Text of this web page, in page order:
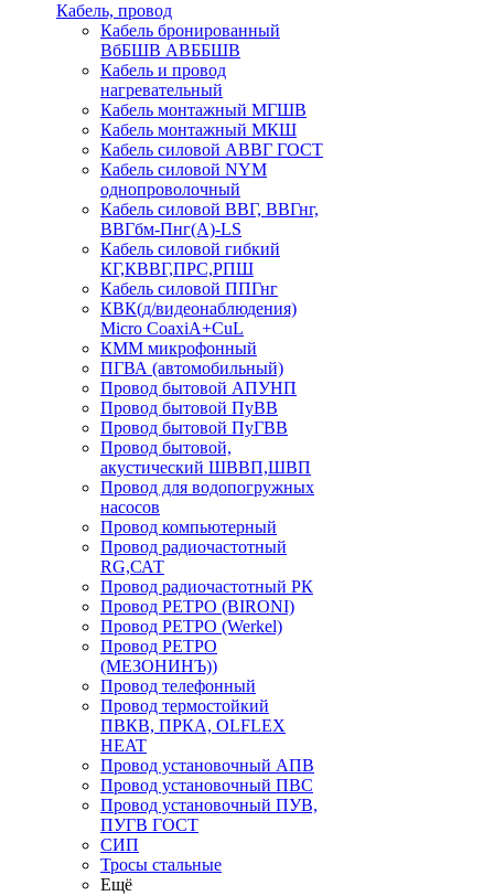
Кабель, провод
Кабель бронированный
ВбБШВ АВББШВ
Кабель и провод
нагревательный
Кабель монтажный МГШВ
Кабель монтажный МКШ
Кабель силовой АВВГ ГОСТ
Кабель силовой NYM
однопроволочный
Кабель силовой ВВГ, ВВГнг,
ВВГбм-Пнг(А)-LS
Кабель силовой гибкий
КГ,КВВГ,ПРС,РПШ
Кабель силовой ППГнг
КВК(д/видеонаблюдения)
Micro CoaxiA+CuL
КММ микрофонный
ПГВА (автомобильный)
Провод бытовой АПУНП
Провод бытовой ПуВВ
Провод бытовой ПуГВВ
Провод бытовой,
акустический ШВВП,ШВП
Провод для водопогружных
насосов
Провод компьютерный
Провод радиочастотный
RG,САТ
Провод радиочастотный РК
Провод РЕТРО (BIRONI)
Провод РЕТРО (Werkel)
Провод РЕТРО
(МЕЗОНИНЪ))
Провод телефонный
Провод термостойкий
ПВКВ, ПРКА, OLFLEX
HEAT
Провод установочный АПВ
Провод установочный ПВС
Провод установочный ПУВ,
ПУГВ ГОСТ
СИП
Тросы стальные
Ещё